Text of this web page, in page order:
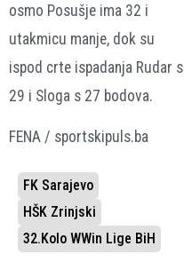
osmo Posušje ima 32 i
utakmicu manje, dok su
ispod crte ispadanja Rudar s
29 i Sloga s 27 bodova.
FENA / sportskipuls.ba
FK Sarajevo
HŠK Zrinjski
32.kolo WWin Lige BiH